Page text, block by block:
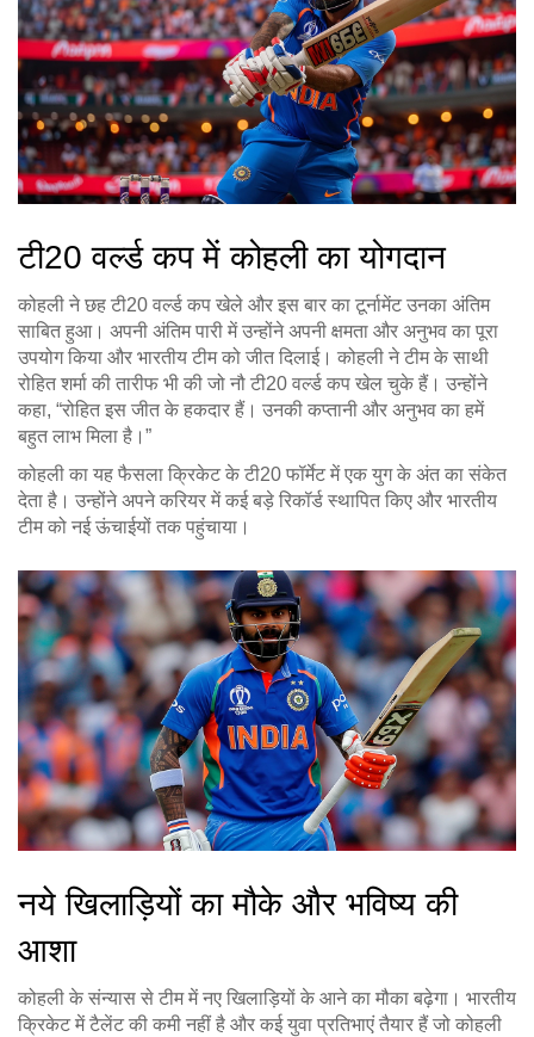
टी20 वर्ल्ड कप में कोहली का योगदान
कोहली ने छह टी20 वर्ल्ड कप खेले और इस बार का टूर्नामेंट उनका अंतिम
साबित हुआ। अपनी अंतिम पारी में उन्होंने अपनी क्षमता और अनुभव का पूरा
उपयोग किया और भारतीय टीम को जीत दिलाई। कोहली ने टीम के साथी
रोहित शर्मा की तारीफ भी की जो नौ टी20 वर्ल्ड कप खेल चुके हैं। उन्होंने
कहा, “रोहित इस जीत के हकदार हैं। उनकी कप्तानी और अनुभव का हमें
बहुत लाभ मिला है।”
कोहली का यह फैसला क्रिकेट के टी20 फॉर्मेट में एक युग के अंत का संकेत
देता है। उन्होंने अपने करियर में कई बड़े रिकॉर्ड स्थापित किए और भारतीय
टीम को नई ऊंचाईयों तक पहुंचाया।
नये खिलाड़ियों का मौके और भविष्य की
आशा
कोहली के संन्यास से टीम में नए खिलाड़ियों के आने का मौका बढ़ेगा। भारतीय
क्रिकेट में टैलेंट की कमी नहीं है और कई युवा प्रतिभाएं तैयार हैं जो कोहली